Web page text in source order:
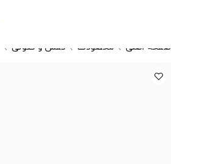
صفحه اصلی محصولات کفش و کتونی